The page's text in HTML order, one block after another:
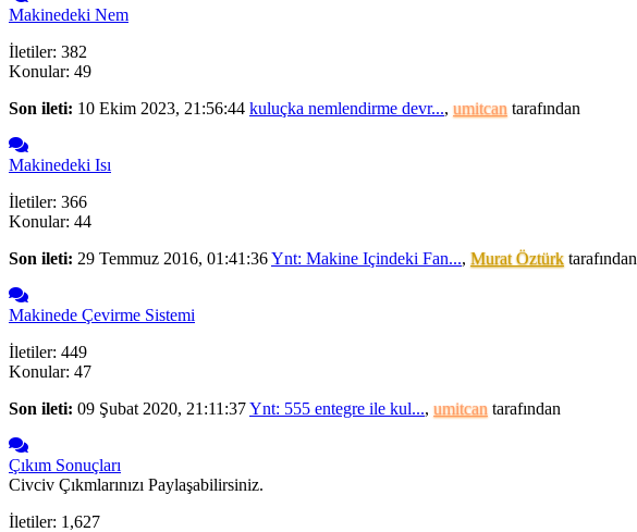
Makinedeki Nem
İletiler: 382
Konular: 49
Son ileti: 10 Ekim 2023, 21:56:44 kuluçka nemlendirme devr..., umitcan tarafından
Makinedeki Isı
İletiler: 366
Konular: 44
Son ileti: 29 Temmuz 2016, 01:41:36Ynt: Makine Içindeki Fan..., Murat Öztürk tarafından
Makinede Çevirme Sistemi
İletiler: 449
Konular: 47
Son ileti: 09 Şubat 2020, 21:11:37Ynt: 555 entegre ile kul..., umitcan tarafından
Çıkım Sonuçları
Civciv Çıkmlarınızı Paylaşabilirsiniz.
İletiler: 1,627